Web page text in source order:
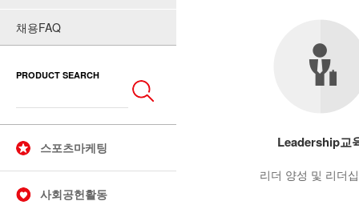
채용FAQ
PRODUCT SEARCH
스포츠마케팅
사회공헌활동
Leadership교
리더 양성 및 리더